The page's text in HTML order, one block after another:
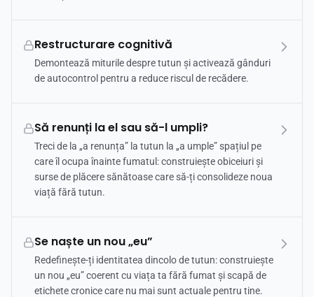
Restructurare cognitivă
Demontează miturile despre tutun și activează gânduri
de autocontrol pentru a reduce riscul de recădere.
Să renunți la el sau să-l umpli?
Treci de la „a renunța” la tutun la „a umple” spațiul pe
care îl ocupa înainte fumatul: construiește obiceiuri și
surse de plăcere sănătoase care să-ți consolideze noua
viață fără tutun.
Se naște un nou „eu”
Redefinește-ți identitatea dincolo de tutun: construiește
un nou „eu” coerent cu viața ta fără fumat și scapă de
etichete cronice care nu mai sunt actuale pentru tine.